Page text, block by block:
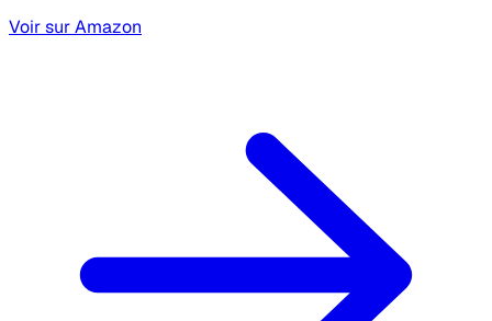
Voir sur Amazon